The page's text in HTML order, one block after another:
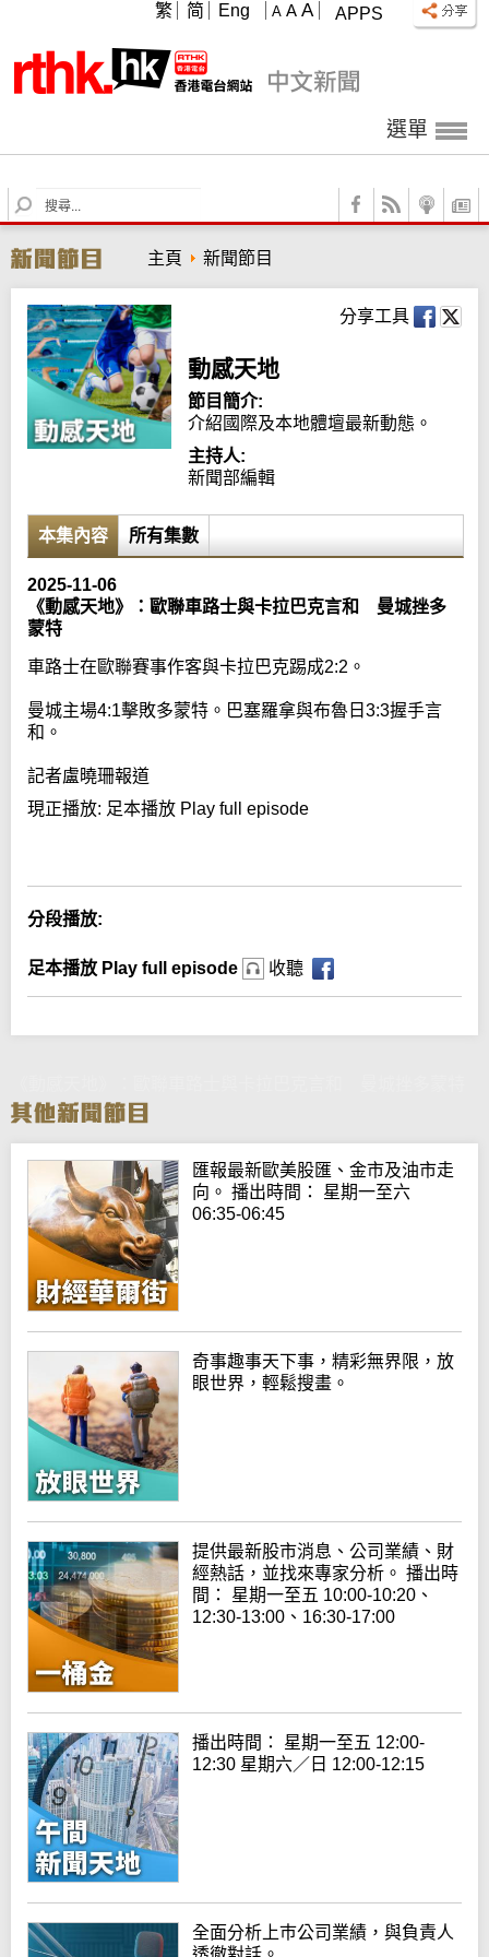
APPS
A A A
繁 简 Eng
選單
S
e
r
c
h
主頁 新聞節目
分享工具
動感天地
節目簡介:
介紹國際及本地體壇最新動態。
主持人:
新聞部編輯
本集內容 所有集數
2025-11-06
《動感天地》：歐聯車路士與卡拉巴克言和 曼城挫多
蒙特
車路士在歐聯賽事作客與卡拉巴克踢成2:2。
曼城主場4:1擊敗多蒙特。巴塞羅拿與布魯日3:3握手言
和。
記者盧曉珊報道
現正播放: 足本播放 Play full episode
分段播放:
足本播放 Play full episode 收聽
匯報最新歐美股匯、金市及油市走
向。 播出時間： 星期一至六
06:35-06:45
奇事趣事天下事，精彩無界限，放
眼世界，輕鬆搜畫。
提供最新股市消息、公司業績、財
經熱話，並找來專家分析。 播出時
間： 星期一至五 10:00-10:20、
12:30-13:00、16:30-17:00
播出時間： 星期一至五 12:00-
12:30 星期六／日 12:00-12:15
全面分析上巿公司業績，與負責人